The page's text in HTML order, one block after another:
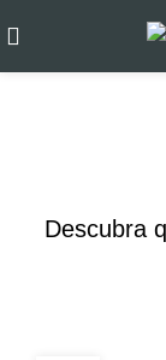
Descubra
FRETE